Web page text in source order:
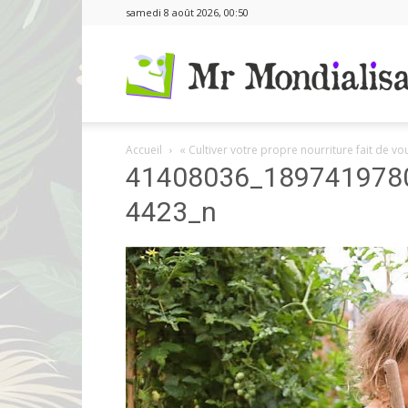
samedi 8 août 2026, 00:50
Accueil « Cultiver votre propre nourriture fait de
4423_n